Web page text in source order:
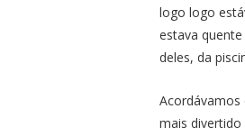
logo logo
estava
deles, da
mais